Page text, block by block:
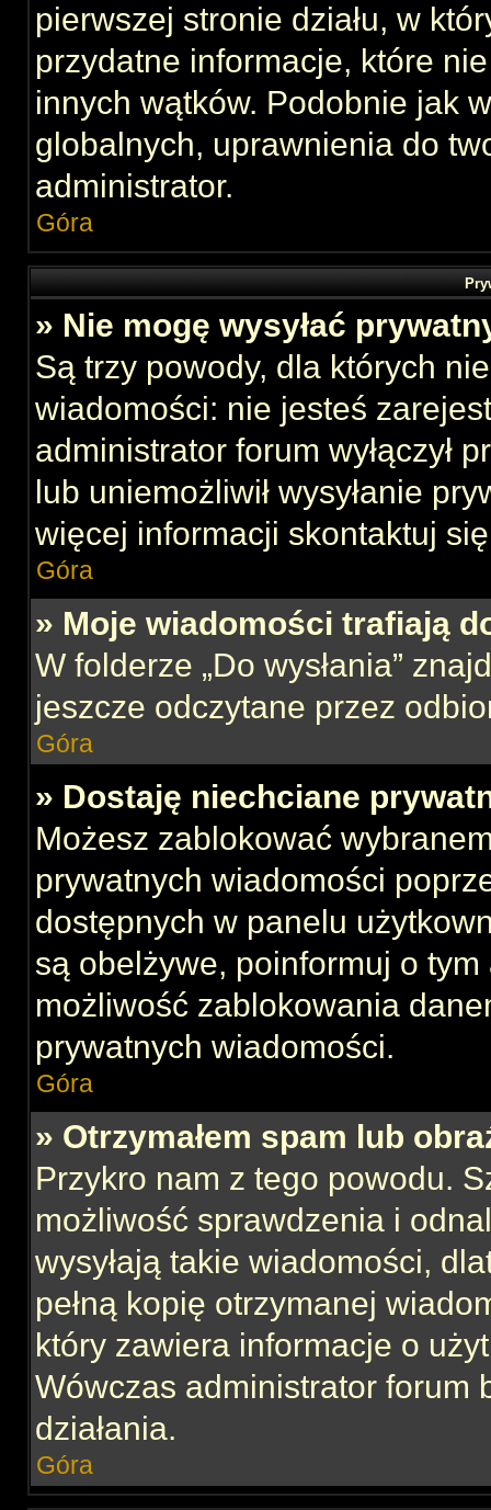
pierwszej stronie działu, w
przydatne informacje, które
innych wątków. Podobnie jak
globalnych, uprawnienia do
administrator.
Góra
» Nie mogę wysyłać
Są trzy powody, dla których
wiadomości: nie jesteś
administrator forum wyłączył
lub uniemożliwił wysyłanie
więcej informacji skontaktuj
Góra
» Moje wiadomości trafiają
W folderze „Do wysłania”
jeszcze odczytane przez
Góra
» Dostaję niechciane
Możesz zablokować
prywatnych wiadomości
dostępnych w panelu
są obelżywe, poinformuj o
możliwość zablokowania
prywatnych wiadomości.
Góra
» Otrzymałem spam lub
Przykro nam z tego powodu.
możliwość sprawdzenia i
wysyłają takie wiadomości,
pełną kopię otrzymanej
który zawiera informacje o
Wówczas administrator forum
działania.
Góra